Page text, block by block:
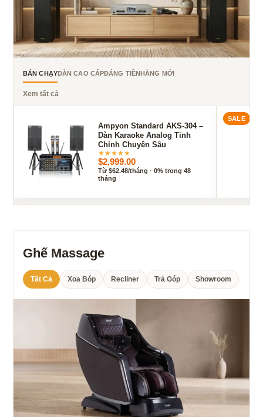
BÁN CHẠYDÀN CAO CẤPĐÁNG TIỀNHÀNG MỚI
Xem tất cả
Ampyon Standard AKS-304 –
Dàn Karaoke Analog Tinh
Chỉnh Chuyên Sâu
★★★★★
$2,999.00
Từ $62.48/tháng · 0% trong 48
tháng
SALE
Ghế Massage
Tất Cả Xoa Bóp Recliner Trả Góp Showroom